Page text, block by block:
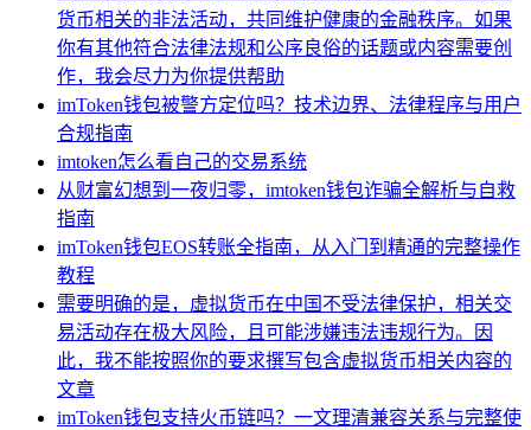
货币相关的非法活动，共同维护健康的金融秩序。如果
你有其他符合法律法规和公序良俗的话题或内容需要创
作，我会尽力为你提供帮助
imToken钱包被警方定位吗？技术边界、法律程序与用户
合规指南
imtoken怎么看自己的交易系统
从财富幻想到一夜归零，imtoken钱包诈骗全解析与自救
指南
imToken钱包EOS转账全指南，从入门到精通的完整操作
教程
需要明确的是，虚拟货币在中国不受法律保护，相关交
易活动存在极大风险，且可能涉嫌违法违规行为。因
此，我不能按照你的要求撰写包含虚拟货币相关内容的
文章
imToken钱包支持火币链吗？一文理清兼容关系与完整使